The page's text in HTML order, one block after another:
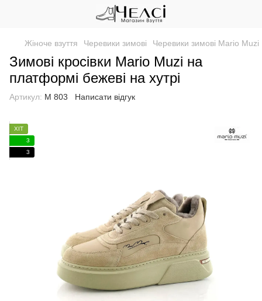
Жіноче взуття Черевики зимові Черевики зимові Mario Muzi
Зимові кросівки Mario Muzi на
платформі бежеві на хутрі
Артикул: М 803 Написати відгук
ХІТ
3
3